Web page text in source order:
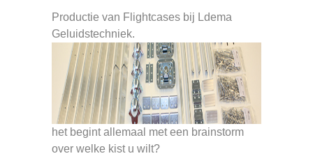
Productie van Flightcases bij Ldema
Geluidstechniek.
het begint allemaal met een brainstorm
over welke kist u wilt?